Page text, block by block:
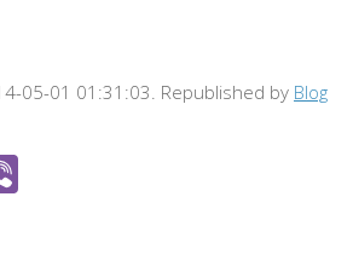
05-01 01:31:03. Republished by Blog